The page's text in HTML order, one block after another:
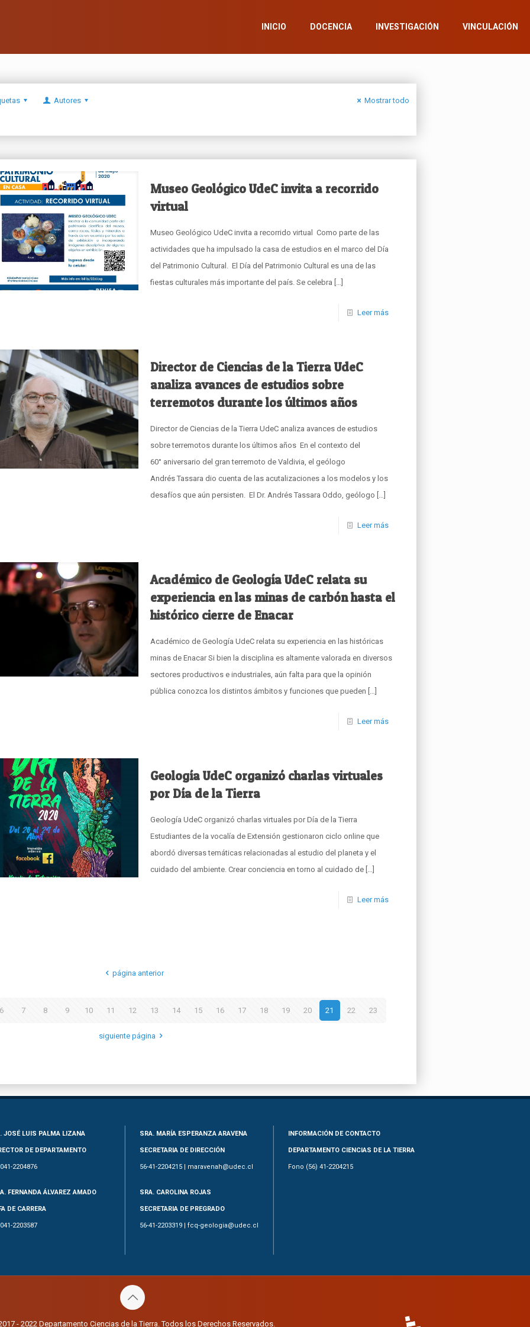
INICIO DOCENCIA INVESTIGACIÓN VINCULACIÓN
Autores Mostrar todo
Museo Geológico UdeC invita a recorrido
virtual
Museo Geológico UdeC invita a recorrido virtual Como parte de las
actividades que ha impulsado la casa de estudios en el marco del Día
del Patrimonio Cultural. El Día del Patrimonio Cultural es una de las
fiestas culturales más importante del país. Se celebra […]
Leer más
Director de Ciencias de la Tierra UdeC
analiza avances de estudios sobre
terremotos durante los últimos años
Director de Ciencias de la Tierra UdeC analiza avances de estudios
sobre terremotos durante los últimos años En el contexto del
60° aniversario del gran terremoto de Valdivia, el geólogo
Andrés Tassara dio cuenta de las acutalizaciones a los modelos y los
desafíos que aún persisten. El Dr. Andrés Tassara Oddo, geólogo […]
Leer más
Académico de Geología UdeC relata su
experiencia en las minas de carbón hasta el
histórico cierre de Enacar
Académico de Geología UdeC relata su experiencia en las históricas
minas de Enacar Si bien la disciplina es altamente valorada en diversos
sectores productivos e industriales, aún falta para que la opinión
pública conozca los distintos ámbitos y funciones que pueden […]
Leer más
Geología UdeC organizó charlas virtuales
por Día de la Tierra
Geología UdeC organizó charlas virtuales por Día de la Tierra
Estudiantes de la vocalía de Extensión gestionaron ciclo online que
abordó diversas temáticas relacionadas al estudio del planeta y el
cuidado del ambiente. Crear conciencia en torno al cuidado de[…]
Leer más
página anterior
6 7 8 9 10 11 12 13 14 15 16 17 18 19 20 21 22 23
siguiente página
JOSÉ LUIS PALMA LIZANA
DE DEPARTAMENTO
2204876
FERNANDA ÁLVAREZ AMADO
DE CARRERA
2203587
SRA. MARÍA ESPERANZA ARAVENA
SECRETARIA DE DIRECCIÓN
56-41-2204215 | maravenah@udec.cl
SRA. CAROLINA ROJAS
SECRETARIA DE PREGRADO
56-41-2203319 | fcq-geologia@udec.cl
INFORMACIÓN DE CONTACTO
DEPARTAMENTO CIENCIAS DE LA TIERRA
Fono (56) 41-2204215
- 2022 Departamento Ciencias de la Tierra. Todos los Derechos Reservados.